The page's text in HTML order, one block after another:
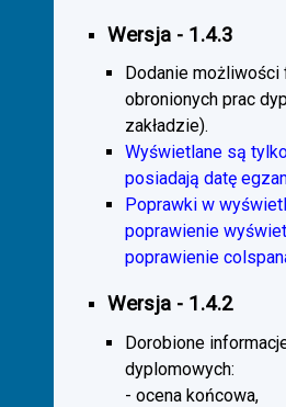
Wersja - 1.4.3
Dodanie
obronionych prac
zakładzie).
Wyświetlane są
posiadają datę
Poprawki w
poprawienie
poprawienie
Wersja - 1.4.2
Dorobione
dyplomowych:
- ocena końcowa,